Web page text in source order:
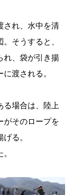
され、水中を清
そうすると、
れ、袋が引き揚
渡される。
る場合は、陸上
がそのロープを
る。